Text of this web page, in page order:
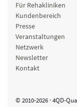
Für Rehakliniken
Kundenbereich
Presse
Veranstaltungen
Netzwerk
Newsletter
Kontakt
© 2010-2026 · 4QD-